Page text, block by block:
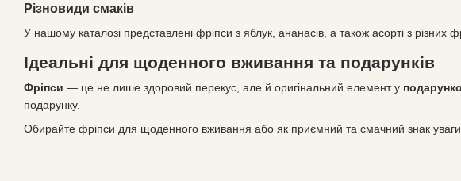
Різновиди смаків
У нашому каталозі представлені фріпси з яблук, ананасів, а також асорті з
Ідеальні для щоденного вживання та подарунків
Фріпси — це не лише здоровий перекус, але й оригінальний елемент у
подарунку.
Обирайте фріпси для щоденного вживання або як приємний та смачний знак